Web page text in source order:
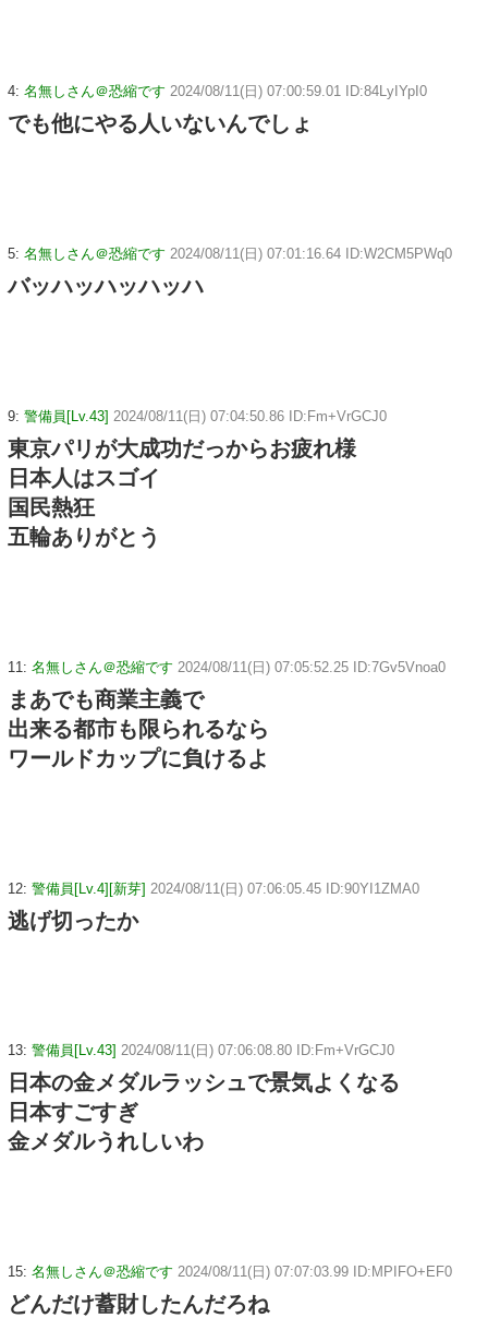
4: 名無しさん＠恐縮です 2024/08/11(日) 07:00:59.01 ID:84LyIYpI0
でも他にやる人いないんでしょ
5: 名無しさん＠恐縮です 2024/08/11(日) 07:01:16.64 ID:W2CM5PWq0
バッハッハッハッハ
9: 警備員[Lv.43] 2024/08/11(日) 07:04:50.86 ID:Fm+VrGCJ0
東京パリが大成功だっからお疲れ様
日本人はスゴイ
国民熱狂
五輪ありがとう
11: 名無しさん＠恐縮です 2024/08/11(日) 07:05:52.25 ID:7Gv5Vnoa0
まあでも商業主義で
出来る都市も限られるなら
ワールドカップに負けるよ
12: 警備員[Lv.4][新芽] 2024/08/11(日) 07:06:05.45 ID:90YI1ZMA0
逃げ切ったか
13: 警備員[Lv.43] 2024/08/11(日) 07:06:08.80 ID:Fm+VrGCJ0
日本の金メダルラッシュで景気よくなる
日本すごすぎ
金メダルうれしいわ
15: 名無しさん＠恐縮です 2024/08/11(日) 07:07:03.99 ID:MPIFO+EF0
どんだけ蓄財したんだろね